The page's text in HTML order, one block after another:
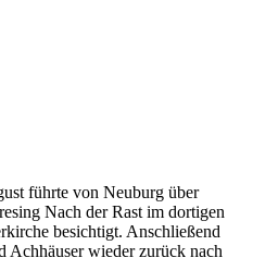
führte von Neuburg über
Nach der Rast im dortigen
besichtigt. Anschließend
Achhäuser wieder zurück nach